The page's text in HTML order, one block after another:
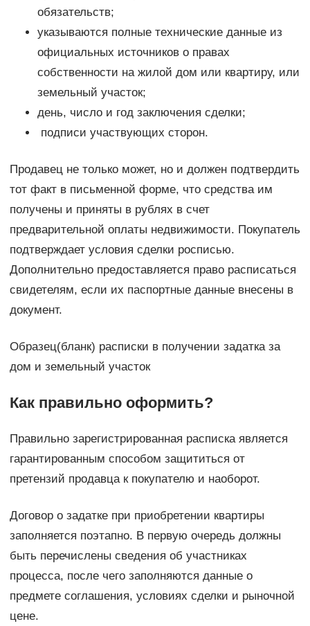
обязательств;
указываются полные технические данные из
официальных источников о правах
собственности на жилой дом или квартиру, или
земельный участок;
день, число и год заключения сделки;
подписи участвующих сторон.
Продавец не только может, но и должен подтвердить
тот факт в письменной форме, что средства им
получены и приняты в рублях в счет
предварительной оплаты недвижимости. Покупатель
подтверждает условия сделки росписью.
Дополнительно предоставляется право расписаться
свидетелям, если их паспортные данные внесены в
документ.
Образец(бланк) расписки в получении задатка за
дом и земельный участок
Как правильно оформить?
Правильно зарегистрированная расписка является
гарантированным способом защититься от
претензий продавца к покупателю и наоборот.
Договор о задатке при приобретении квартиры
заполняется поэтапно. В первую очередь должны
быть перечислены сведения об участниках
процесса, после чего заполняются данные о
предмете соглашения, условиях сделки и рыночной
цене.